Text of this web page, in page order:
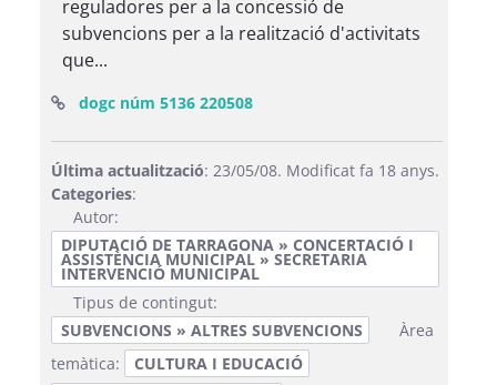
reguladores per a la concessió de
subvencions per a la realització d'activitats
que...
dogc núm 5136 220508(Obre una finestra nova)
Última actualització: 23/05/08. Modificat fa 18 anys.
Categories:
Autor:
DIPUTACIÓ DE TARRAGONA » CONCERTACIÓ I
ASSISTÈNCIA MUNICIPAL » SECRETARIA
INTERVENCIÓ MUNICIPAL
Tipus de contingut:
SUBVENCIONS » ALTRES SUBVENCIONS
Àrea
temàtica:
CULTURA I EDUCACIÓ